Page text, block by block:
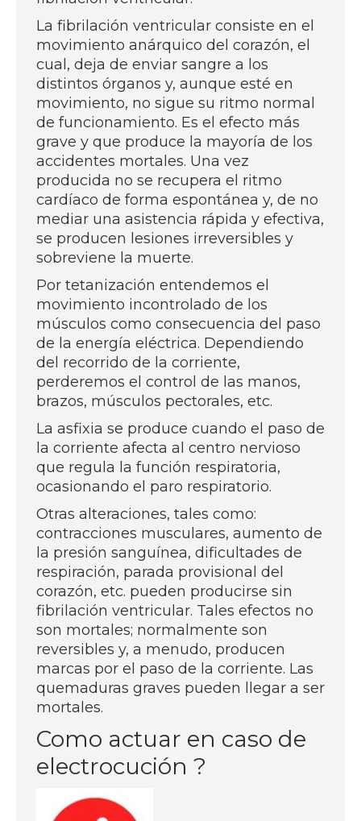
La fibrilación ventricular consiste en el
movimiento anárquico del corazón, el
cual, deja de enviar sangre a los
distintos órganos y, aunque esté en
movimiento, no sigue su ritmo normal
de funcionamiento. Es el efecto más
grave y que produce la mayoría de los
accidentes mortales. Una vez
producida no se recupera el ritmo
cardíaco de forma espontánea y, de no
mediar una asistencia rápida y efectiva,
se producen lesiones irreversibles y
sobreviene la muerte.
Por tetanización entendemos el
movimiento incontrolado de los
músculos como consecuencia del paso
de la energía eléctrica. Dependiendo
del recorrido de la corriente,
perderemos el control de las manos,
brazos, músculos pectorales, etc.
La asfixia se produce cuando el paso de
la corriente afecta al centro nervioso
que regula la función respiratoria,
ocasionando el paro respiratorio.
Otras alteraciones, tales como:
contracciones musculares, aumento de
la presión sanguínea, dificultades de
respiración, parada provisional del
corazón, etc. pueden producirse sin
fibrilación ventricular. Tales efectos no
son mortales; normalmente son
reversibles y, a menudo, producen
marcas por el paso de la corriente. Las
quemaduras graves pueden llegar a ser
mortales.
Como actuar en caso de
electrocución ?